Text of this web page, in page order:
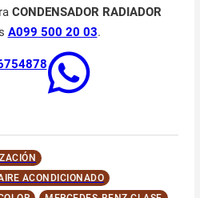
CONDENSADOR RADIADOR
A099 500 20 03.
ACONDICIONADO